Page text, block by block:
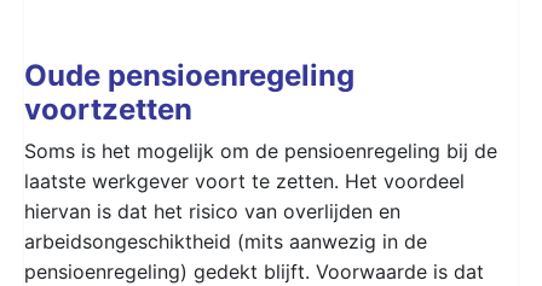
Oude pensioenregeling
voortzetten
Soms is het mogelijk om de pensioenregeling bij de
laatste werkgever voort te zetten. Het voordeel
hiervan is dat het risico van overlijden en
arbeidsongeschiktheid (mits aanwezig in de
pensioenregeling) gedekt blijft. Voorwaarde is dat